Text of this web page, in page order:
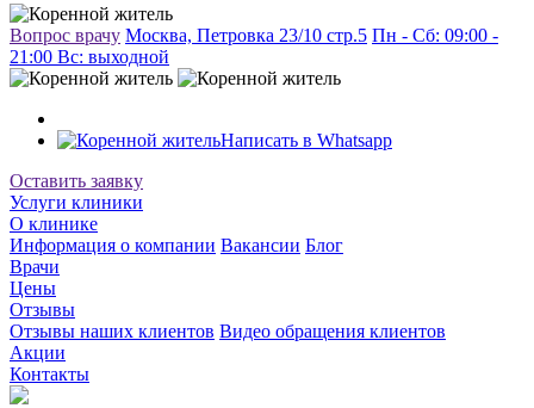
Вопрос врачу Москва, Петровка 23/10 стр.5 Пн - Сб: 09:00 -
21:00 Вc: выходной
Написать в Whatsapp
Оставить заявку
Услуги клиники
О клинике
Информация о компании Вакансии Блог
Врачи
Цены
Отзывы
Отзывы наших клиентов Видео обращения клиентов
Акции
Контакты